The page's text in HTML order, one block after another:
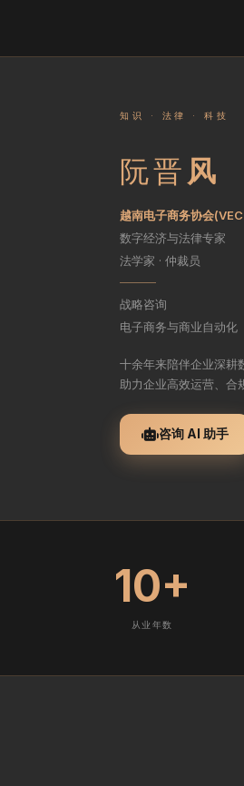
知识 · 法律 · 科技
阮晋 风
越南电子商务协会
数字经济与法律专家
法学家 · 仲裁员
战略咨询
电子商务与商业自动化
十余年来陪伴企业深耕
助力企业高效运营、合
咨询 AI 助手
10+
从业年数